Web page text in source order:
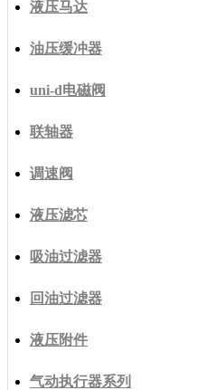
液压马达
油压缓冲器
uni-d电磁阀
联轴器
调速阀
液压滤芯
吸油过滤器
回油过滤器
液压附件
气动执行器系列